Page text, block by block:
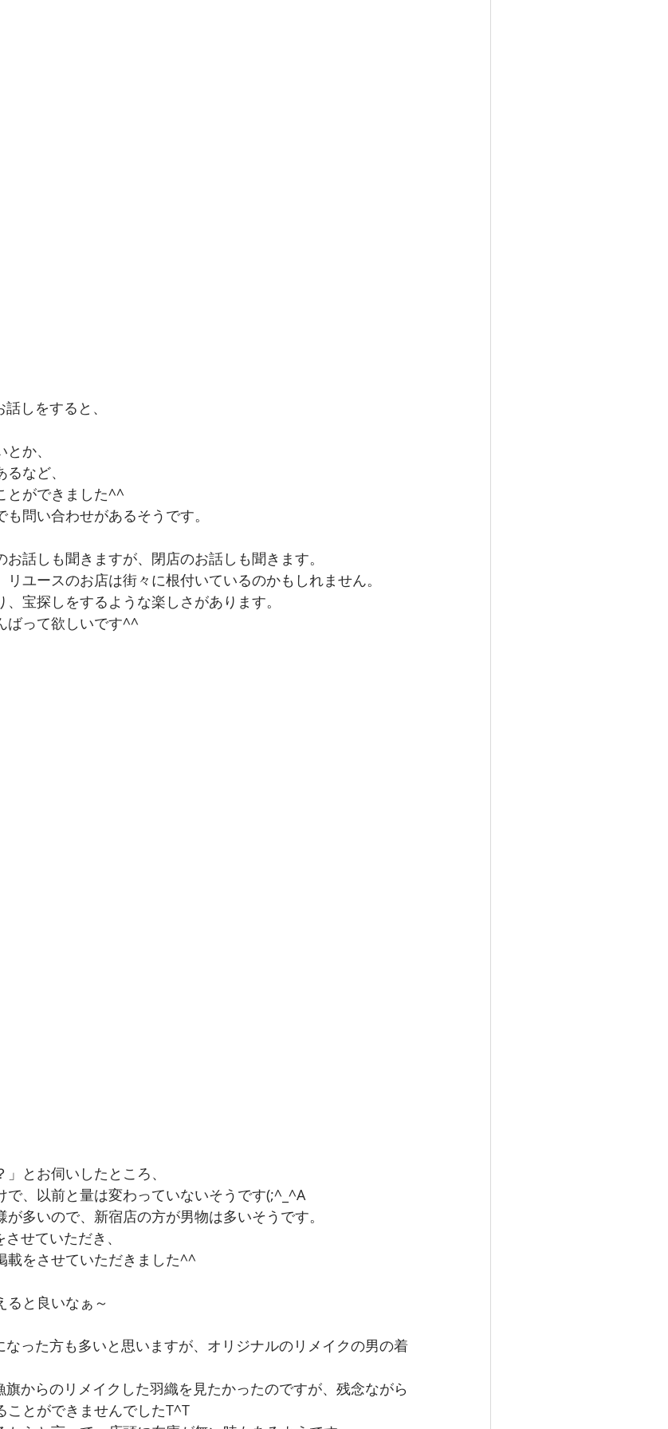
しをすると、
か、
など、
とができました^^
問い合わせがあるそうです。
話しも聞きますが、閉店のお話しも聞きます。
ユースのお店は街々に根付いているのかもしれません。
宝探しをするような楽しさがあります。
ばって欲しいです^^
とお伺いしたところ、
で、以前と量は変わっていないそうです(;^_^A
多いので、新宿店の方が男物は多いそうです。
せていただき、
載をさせていただきました^^
ると良いなぁ～
なった方も多いと思いますが、オリジナルのリメイクの男の着
旗からのリメイクした羽織を見たかったのですが、残念ながら
ことができませんでしたT^T